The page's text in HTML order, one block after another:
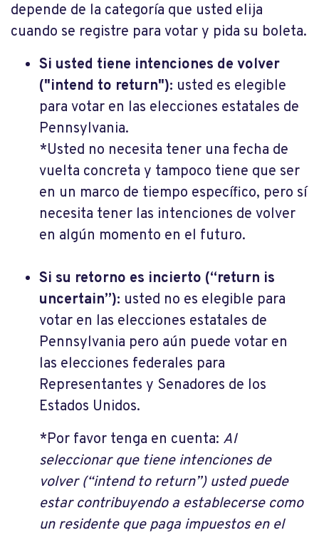
depende de la categoría que usted elija
cuando se registre para votar y pida su boleta.
Si usted tiene intenciones de volver
("intend to return"): usted es elegible
para votar en las elecciones estatales de
Pennsylvania.
*Usted no necesita tener una fecha de
vuelta concreta y tampoco tiene que ser
en un marco de tiempo específico, pero sí
necesita tener las intenciones de volver
en algún momento en el futuro.
Si su retorno es incierto (“return is
uncertain”): usted no es elegible para
votar en las elecciones estatales de
Pennsylvania pero aún puede votar en
las elecciones federales para
Representantes y Senadores de los
Estados Unidos.
*Por favor tenga en cuenta: Al
seleccionar que tiene intenciones de
volver (“intend to return”) usted puede
estar contribuyendo a establecerse como
un residente que paga impuestos en el